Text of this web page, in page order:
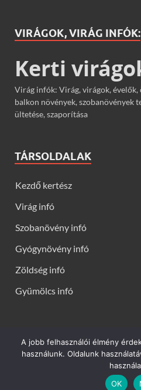
VIRÁGOK, VIRÁG INFÓK:
Kerti
Virág infók: Virág, virágok,
balkon növények, szobanövények
ültetése, szaporítása
TÁRSOLDALAK
Kezdő kertész
Virág infó
Szobanövény infó
Gyógynövény infó
Zöldség infó
Gyümölcs infó
Kerti virágok - Virág infók: Virág,
talajtakarók, balkon növények,
gondozása, ültetése, szaporítása
and
A jobb felhasználói élmény
használunk. Oldalunk
OK